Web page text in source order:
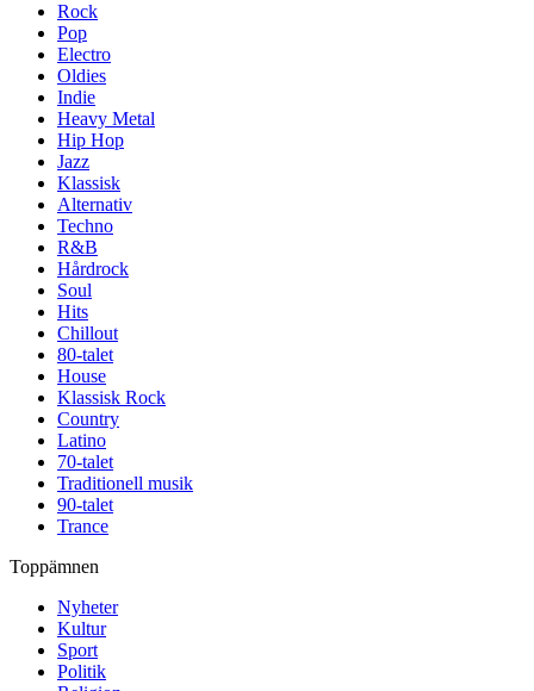
Rock
Pop
Electro
Oldies
Indie
Heavy Metal
Hip Hop
Jazz
Klassisk
Alternativ
Techno
R&B
Hårdrock
Soul
Hits
Chillout
80-talet
House
Klassisk Rock
Country
Latino
70-talet
Traditionell musik
90-talet
Trance
Toppämnen
Nyheter
Kultur
Sport
Politik